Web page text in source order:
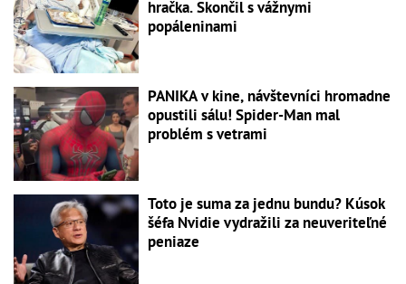
hračka. Skončil s vážnymi
popáleninami
PANIKA v kine, návštevníci hromadne
opustili sálu! Spider-Man mal
problém s vetrami
Toto je suma za jednu bundu? Kúsok
šéfa Nvidie vydražili za neuveriteľné
peniaze